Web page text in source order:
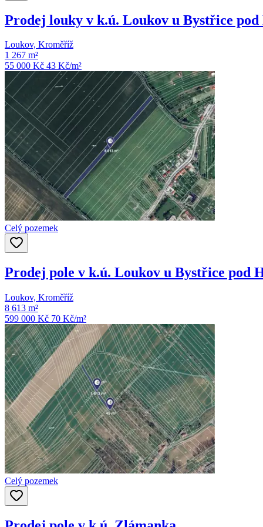
Prodej louky v k.ú. Loukov u Bystřice pod
Loukov, Kroměříž
1 267 m²
55 000 Kč 43 Kč/m²
Celý pozemek
Prodej pole v k.ú. Loukov u Bystřice pod
Loukov, Kroměříž
8 613 m²
599 000 Kč 70 Kč/m²
Celý pozemek